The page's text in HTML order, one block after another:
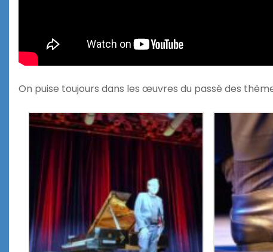
On puise toujours dans les œuvres du passé des